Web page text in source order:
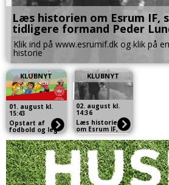
Læs historien om Esrum IF,
tidligere formand Peder
Klik ind på www.esrumif.dk og klik på
historie
KLUBNYT
01. august kl.
15:43
Opstart af
fodbold og leg
hold for 3-5
årige i Esrum
IF lørdag d. 22.
august 2026 kl.
9:00
KLUBNYT
02. august kl.
14:36
Læs historien
om Esrum IF,
skrevet af
tidligere
formand
Peder Lund